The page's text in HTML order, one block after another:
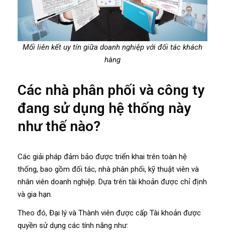
Mối liên kết uy tín giữa doanh nghiệp với đối tác khách
hàng
Các nhà phân phối và công ty
đang sử dụng hệ thống này
như thế nào?
Các giải pháp đảm bảo được triển khai trên toàn hệ
thống, bao gồm đối tác, nhà phân phối, kỹ thuật viên và
nhân viên doanh nghiệp. Dựa trên tài khoản được chỉ định
và gia hạn.
Theo đó, Đại lý và Thành viên được cấp Tài khoản được
quyền sử dụng các tính năng như: